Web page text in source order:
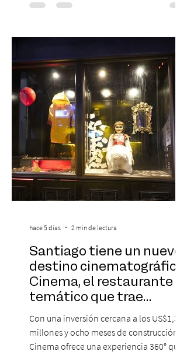
Día del Niño. El espectáculo Hollywood
de todos los tiempos en un concierto en
sinfónica en pleno, coro y una
sorprendente puesta en escena pensada
especialmente pa
Santiago tiene un nuevo
destino cinematográfico:
Cinema, el restaurante
temático que trae
Hollywood a Chile
Con una inversión cercana a los US$1,3
millones y ocho meses de construcción,
Cinema ofrece una experiencia 360° que
hace 5 días 2 min de lectura